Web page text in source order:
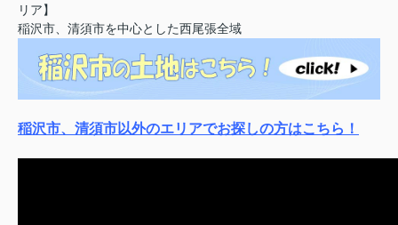
リア】
稲沢市、清須市を中心とした西尾張全域
稲沢市、清須市以外のエリアでお探しの方はこちら！